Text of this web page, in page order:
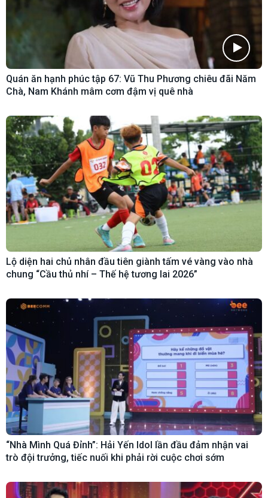
Quán ăn hạnh phúc tập 67: Vũ Thu Phương chiêu đãi Năm
Chà, Nam Khánh mâm cơm đậm vị quê nhà
Lộ diện hai chủ nhân đầu tiên giành tấm vé vàng vào nhà
chung “Cầu thủ nhí – Thế hệ tương lai 2026”
“Nhà Mình Quá Đỉnh”: Hải Yến Idol lần đầu đảm nhận vai
trò đội trưởng, tiếc nuối khi phải rời cuộc chơi sớm